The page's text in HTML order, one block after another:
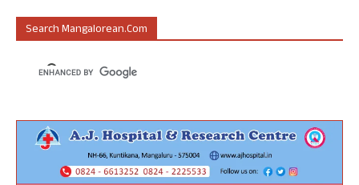
Search Mangalorean.com